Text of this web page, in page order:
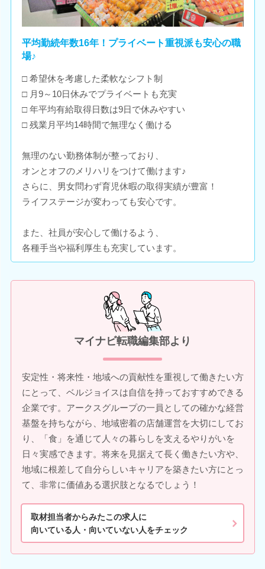
平均勤続年数16年！プライベート重視派も安心の職
場♪
□ 希望休を考慮した柔軟なシフト制
□ 月9～10日休みでプライベートも充実
□ 年平均有給取得日数は9日で休みやすい
□ 残業月平均14時間で無理なく働ける
無理のない勤務体制が整っており、
オンとオフのメリハリをつけて働けます♪
さらに、男女問わず育児休暇の取得実績が豊富！
ライフステージが変わっても安心です。
また、社員が安心して働けるよう、
各種手当や福利厚生も充実しています。
マイナビ転職編集部より
安定性・将来性・地域への貢献性を重視して働きたい方
にとって、ベルジョイスは自信を持っておすすめできる
企業です。アークスグループの一員としての確かな経営
基盤を持ちながら、地域密着の店舗運営を大切にしてお
り、「食」を通じて人々の暮らしを支えるやりがいを
日々実感できます。将来を見据えて長く働きたい方や、
地域に根差して自分らしいキャリアを築きたい方にとっ
て、非常に価値ある選択肢となるでしょう！
取材担当者からみたこの求人に
向いている人・向いていない人をチェック